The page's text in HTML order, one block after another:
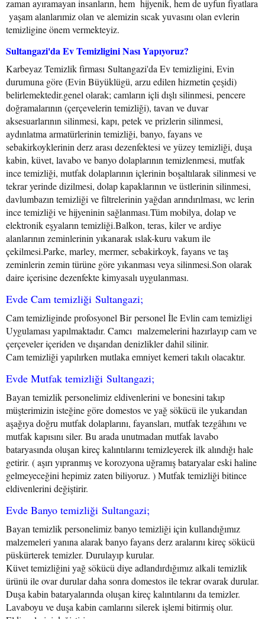
zaman ayıramayan insanların, hem hijyenik, hem de uyfun fiyatlara
yaşam alanlarımiz olan ve alemizin sıcak yuvasını olan evlerin
temizligine önem vermekteyiz.
Sultangazi'da Ev Temizligini Nası Yapıyoruz?
Karbeyaz Temizlik firması Sultangazi'da Ev temizligini, Evin
durumuna göre (Evin Büyüklügü, arzu edilen hizmetin çeşidi)
belirlemektedir.genel olarak; camların içli dışlı silinmesi, pencere
doğramalarının (çerçevelerin temizliği), tavan ve duvar
aksesuarlarının silinmesi, kapı, petek ve prizlerin silinmesi,
aydınlatma armatürlerinin temizliği, banyo, fayans ve
sebakirkoyklerinin derz arası dezenfektesi ve yüzey temizliği, duşa
kabin, küvet, lavabo ve banyo dolaplarının temizlenmesi, mutfak
ince temizliği, mutfak dolaplarının içlerinin boşaltılarak silinmesi ve
tekrar yerinde dizilmesi, dolap kapaklarının ve üstlerinin silinmesi,
davlumbazın temizliği ve filtrelerinin yağdan arındırılması, wc lerin
ince temizliği ve hijyeninin sağlanması.Tüm mobilya, dolap ve
elektronik eşyaların temizliği.Balkon, teras, kiler ve ardiye
alanlarının zeminlerinin yıkanarak ıslak-kuru vakum ile
çekilmesi.Parke, marley, mermer, sebakirkoyk, fayans ve taş
zeminlerin zemin türüne göre yıkanması veya silinmesi.Son olarak
daire içerisine dezenfekte kimyasalı uygulanması.
Evde Cam temizliği Sultangazi;
Cam temizliginde profosyonel Bir personel İle Evlin cam temizligi
Uygulaması yapılmaktadır. Camcı malzemelerini hazırlayıp cam ve
çerçeveler içeriden ve dışarıdan denizlikler dahil silinir.
Cam temizliği yapılırken mutlaka emniyet kemeri takılı olacaktır.
Evde Mutfak temizliği Sultangazi;
Bayan temizlik personelimiz eldivenlerini ve bonesini takıp
müşterimizin isteğine göre domestos ve yağ sökücü ile yukarıdan
aşağıya doğru mutfak dolaplarını, fayansları, mutfak tezgâhını ve
mutfak kapısını siler. Bu arada unutmadan mutfak lavabo
bataryasında oluşan kireç kalıntılarını temizleyerek ilk alındığı hale
getirir. ( aşırı yıpranmış ve korozyona uğramış bataryalar eski haline
gelmeyeceğini hepimiz zaten biliyoruz. ) Mutfak temizliği bitince
eldivenlerini değiştirir.
Evde Banyo temizliği Sultangazi;
Bayan temizlik personelimiz banyo temizliği için kullandığımız
malzemeleri yanına alarak banyo fayans derz aralarını kireç sökücü
püskürterek temizler. Durulayıp kurular.
Küvet temizliğini yağ sökücü diye adlandırdığımız alkali temizlik
ürünü ile ovar durular daha sonra domestos ile tekrar ovarak durular.
Duşa kabin bataryalarında oluşan kireç kalıntılarını da temizler.
Lavaboyu ve duşa kabin camlarını silerek işlemi bitirmiş olur.